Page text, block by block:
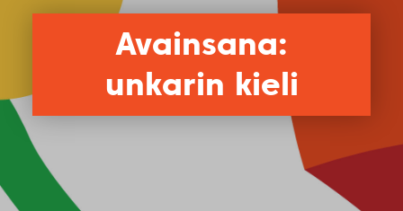
Avainsana:
unkarin kieli